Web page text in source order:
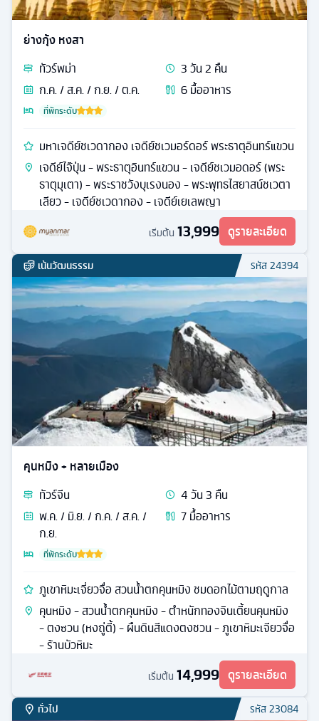
ย่างกุ้ง หงสา
ทัวร์พม่า 3วัน2 คืน
ก.ค. / ส.ค. / ก.ย. / ต.ค.
6มื้ออาหาร
ที่พักระดับ
มหาเจดีย์ชเวดากอง เจดีย์ชเวมอร์ดอร์ พระธาตุอินทร์แขวน
เจดีย์ไจ๊ปุ่น - พระธาตุอินทร์แขวน - เจดีย์ชเวมอดอร์ (พระ
ธาตุมุเตา) - พระราชวังบุเรงนอง - พระพุทธไสยาสน์ชเวตา
เลียว - เจดีย์ชเวดากอง - เจดีย์เยเลพญา
เริ่มต้น 13,999 ดูรายละเอียด
เน้นวัฒนธรรม รหัส24394
คุนหมิง + หลายเมือง
ทัวร์จีน 4วัน3 คืน
พ.ค. / มิ.ย. / ก.ค. / ส.ค. /
ก.ย.
7มื้ออาหาร
ที่พักระดับ
ภูเขาหิมะเจี่ยวจื่อ สวนน้ำตกคุนหมิง ชมดอกไม้ตามฤดูกาล
คุนหมิง - สวนน้ำตกคุนหมิง - ตำหนักทองจินเตี้ยนคุนหมิง
- ตงซวน (หงถู่ตี้) - ผืนดินสีแดงตงชวน - ภูเขาหิมะเจียวจื่อ
- ร้านบัวหิมะ
เริ่มต้น 14,999 ดูรายละเอียด
ทั่วไป รหัส23084